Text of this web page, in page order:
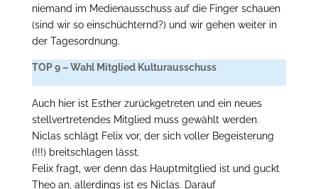
niemand im Medienausschuss auf die Finger schauen
(sind wir so einschüchternd?) und wir gehen weiter in
der Tagesordnung.
TOP 9 – Wahl Mitglied Kulturausschuss
Auch hier ist Esther zurückgetreten und ein neues
stellvertretendes Mitglied muss gewählt werden.
Niclas schlägt Felix vor, der sich voller Begeisterung
(!!!) breitschlagen lässt.
Felix fragt, wer denn das Hauptmitglied ist und guckt
Theo an, allerdings ist es Niclas. Darauf